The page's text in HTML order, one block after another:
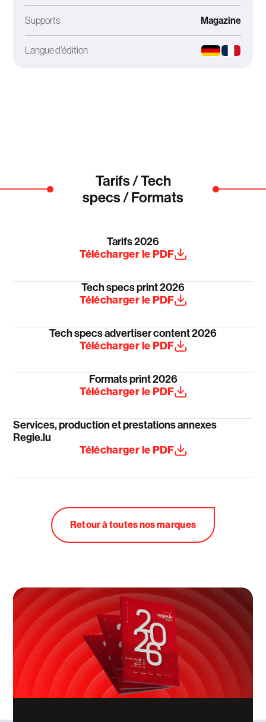
Supports Magazine
Langue d'édition
Tarifs / Tech
specs / Formats
Tarifs 2026
Télécharger le PDF
Tech specs print 2026
Télécharger le PDF
Tech specs advertiser content 2026
Télécharger le PDF
Formats print 2026
Télécharger le PDF
Services, production et prestations annexes
Regie.lu
Télécharger le PDF
Retour à toutes nos marques